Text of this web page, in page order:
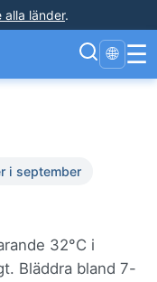
alla länder.
🌐 ☰
i september
32°C i
Bläddra bland 7-